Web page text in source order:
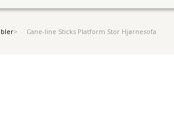
Cane-line Sticks Platform Stor Hjørnesofa